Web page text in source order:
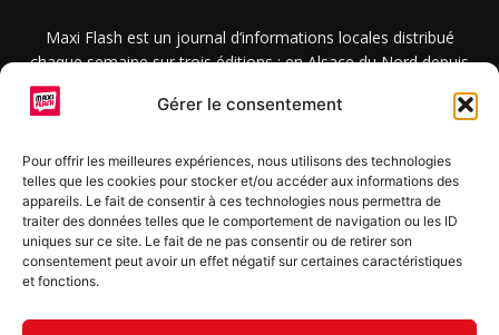
Gérer le consentement
Pour offrir les meilleures expériences, nous utilisons des technologies
telles que les cookies pour stocker et/ou accéder aux informations des
appareils. Le fait de consentir à ces technologies nous permettra de
traiter des données telles que le comportement de navigation ou les ID
uniques sur ce site. Le fait de ne pas consentir ou de retirer son
consentement peut avoir un effet négatif sur certaines caractéristiques
et fonctions.
Maxi Flash est un journal d’informations locales distribué
chaque semaine sur trois éditions : en Alsace du Nord depuis
2015, dans les secteurs d’Obernai-Molsheim-Erstein depuis
2022, et à Colmar, Vignoble et Plaine depuis 2023.
SUIVEZ-NOUS
S'inscrire à la newsletter